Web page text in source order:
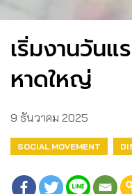
เริ่มงานวัน
หาดใหญ่
9 ธันวาคม 2025
SOCIAL MOVEMENT